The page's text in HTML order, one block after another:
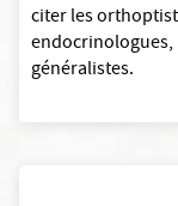
citer les
endocrinologues,
généralistes.